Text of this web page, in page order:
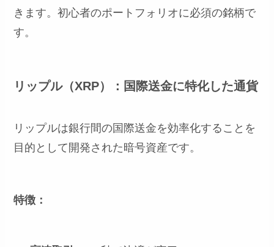
きます。初心者のポートフォリオに必須の銘柄で
す。
リップル（XRP）：国際送金に特化した通貨
リップルは銀行間の国際送金を効率化することを
目的として開発された暗号資産です。
特徴：